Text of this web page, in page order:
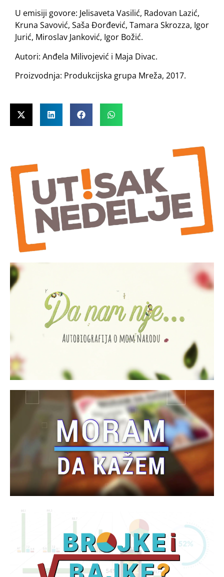
U emisiji govore: Jelisaveta Vasilić, Radovan Lazić,
Kruna Savović, Saša Đorđević, Tamara Skrozza, Igor
Jurić, Miroslav Janković, Igor Božić.
Autori: Anđela Milivojević i Maja Divac.
Proizvodnja: Produkcijska grupa Mreža, 2017.